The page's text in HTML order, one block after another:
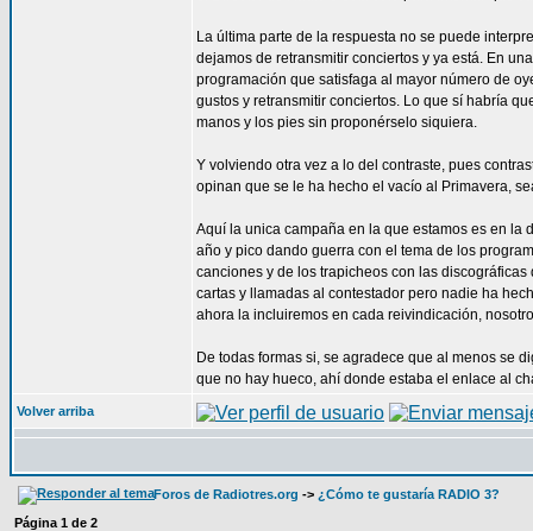
La última parte de la respuesta no se puede
dejamos de retransmitir conciertos y ya está. En
programación que satisfaga al mayor número de
gustos y retransmitir conciertos. Lo que sí habría
manos y los pies sin proponérselo siquiera.
Y volviendo otra vez a lo del contraste, pues
opinan que se le ha hecho el vacío al Primavera,
Aquí la unica campaña en la que estamos es en
año y pico dando guerra con el tema de los
canciones y de los trapicheos con las
cartas y llamadas al contestador pero nadie ha
ahora la incluiremos en cada reivindicación,
De todas formas si, se agradece que al menos se
que no hay hueco, ahí donde estaba el enlace al
Volver arriba
Foros de Radiotres.org -> ¿Cómo te gustaría RADIO 3?
Página 1 de 2